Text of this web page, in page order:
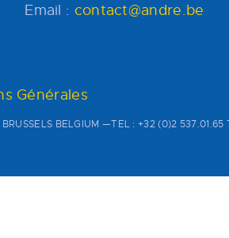
Email : contact@andre.be
Générales
BELGIUM —TEL : +32 (0)2 537.01.65